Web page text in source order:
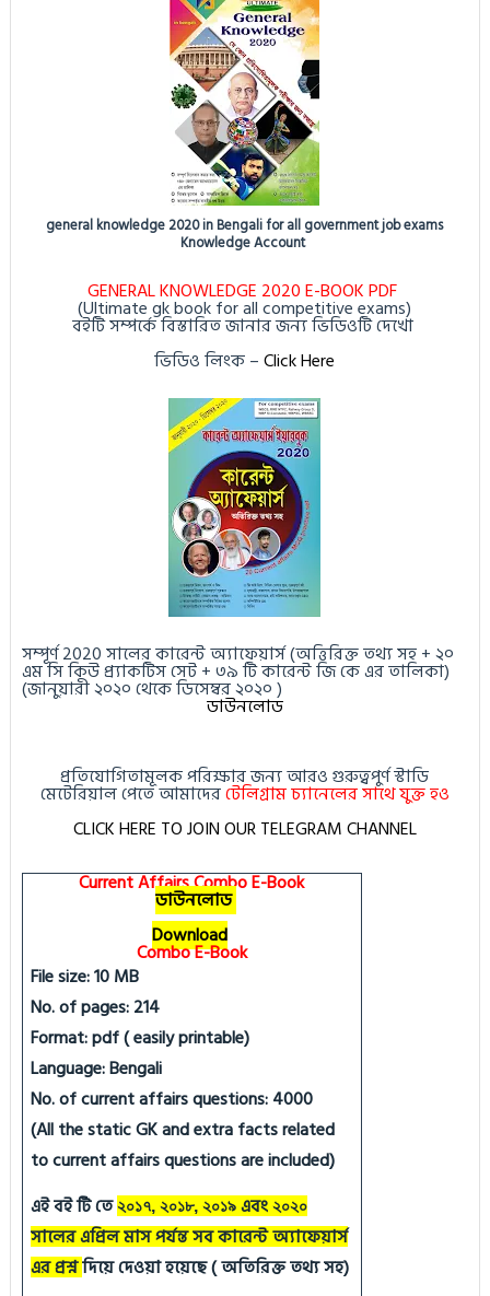
general knowledge 2020 in Bengali for all government job exams
Knowledge Account
GENERAL KNOWLEDGE 2020 E-BOOK PDF
(Ultimate gk book for all competitive exams)
বইটি সম্পর্কে বিস্তারিত জানার জন্য ভিডিওটি দেখো
ভিডিও লিংক–Click Here
সম্পূর্ণ 2020 সালের কারেন্ট অ্যাফেয়ার্স (অত্তিরিক্ত তথ্য সহ + ২০
এম সি কিউ প্র্যাকটিস সেট + ৩৯ টি কারেন্ট জি কে এর তালিকা)
(জানুয়ারী ২০২০ থেকে ডিসেম্বর ২০২০ )
ডাউনলোড
প্রতিযোগিতামূলক পরিক্ষার জন্য আরও গুরুত্বপুর্ণ স্টাডি
মেটেরিয়াল পেতে আমাদেরটেলিগ্রাম চ্যানেলের সাথে যুক্ত হও
CLICK HERE TO JOIN OUR TELEGRAM CHANNEL
Current Affairs Combo E-Book
ডাউনলোড
Download
Combo E-Book
File size: 10 MB
No. of pages: 214
Format: pdf ( easily printable)
Language: Bengali
No. of current affairs questions: 4000
(All the static GK and extra facts related
to current affairs questions are included)
এই বই টি তে ২০১৭, ২০১৮, ২০১৯ এবং২০২০
সালের এপ্রিল মাস পর্যন্ত সব কারেন্ট অ্যাফেয়ার্স
এর প্রশ্নদিয়ে দেওয়া হয়েছে ( অতিরিক্ত তথ্য সহ)